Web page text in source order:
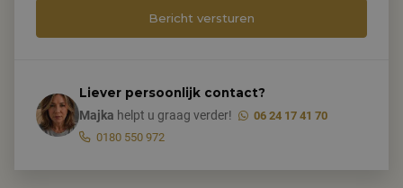
Liever persoonlijk contact?
Majka helpt u graag verder!
06 24 17 41 70
0180 550 972